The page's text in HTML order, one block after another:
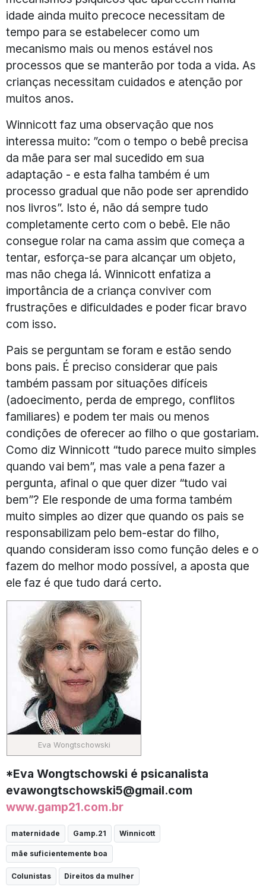
idade ainda muito precoce necessitam de
tempo para se estabelecer como um
mecanismo mais ou menos estável nos
processos que se manterão por toda a vida. As
crianças necessitam cuidados e atenção por
muitos anos.
Winnicott faz uma observação que nos
interessa muito: ”com o tempo o bebê precisa
da mãe para ser mal sucedido em sua
adaptação - e esta falha também é um
processo gradual que não pode ser aprendido
nos livros”. Isto é, não dá sempre tudo
completamente certo com o bebê. Ele não
consegue rolar na cama assim que começa a
tentar, esforça-se para alcançar um objeto,
mas não chega lá. Winnicott enfatiza a
importância de a criança conviver com
frustrações e dificuldades e poder ficar bravo
com isso.
Pais se perguntam se foram e estão sendo
bons pais. É preciso considerar que pais
também passam por situações difíceis
(adoecimento, perda de emprego, conflitos
familiares) e podem ter mais ou menos
condições de oferecer ao filho o que gostariam.
Como diz Winnicott “tudo parece muito simples
quando vai bem”, mas vale a pena fazer a
pergunta, afinal o que quer dizer “tudo vai
bem”? Ele responde de uma forma também
muito simples ao dizer que quando os pais se
responsabilizam pelo bem-estar do filho,
quando consideram isso como função deles e o
fazem do melhor modo possível, a aposta que
ele faz é que tudo dará certo.
Eva Wongtschowski
*Eva Wongtschowski é psicanalista
evawongtschowski5@gmail.com
www.gamp21.com.br
maternidade Gamp.21 Winnicott
mãe suficientemente boa
Colunistas Direitos da mulher